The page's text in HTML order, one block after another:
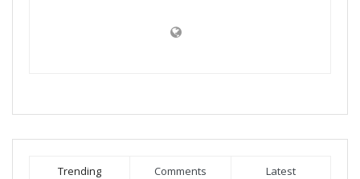
Trending Comments Latest